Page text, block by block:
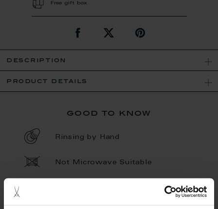
Free gift box
description
product details
good to know
Rinsing by Hand
Not Microwave Suitable